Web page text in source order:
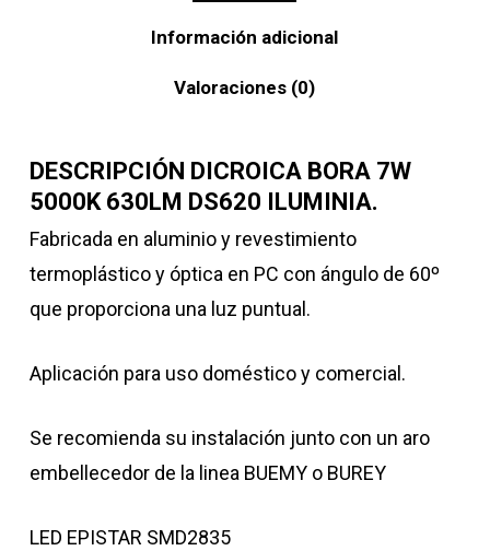
Información adicional
Valoraciones (0)
DESCRIPCIÓN DICROICA BORA 7W
5000K 630LM DS620 ILUMINIA.
Fabricada en aluminio y revestimiento
termoplástico y óptica en PC con ángulo de 60º
que proporciona una luz puntual.
Aplicación para uso doméstico y comercial.
Se recomienda su instalación junto con un aro
embellecedor de la linea BUEMY o BUREY
LED EPISTAR SMD2835